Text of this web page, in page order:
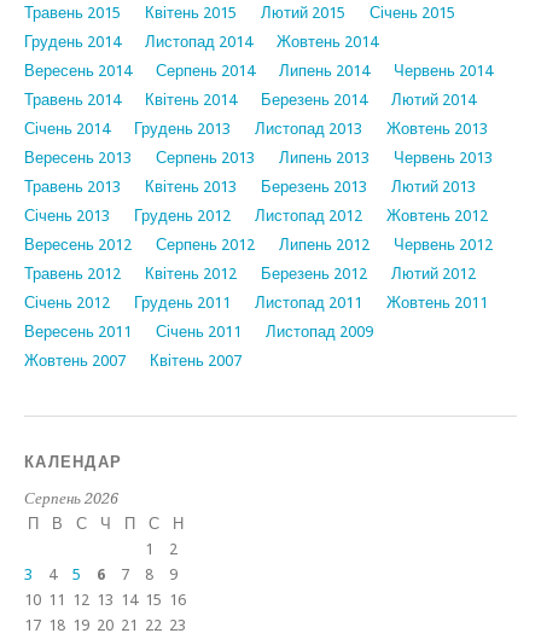
Травень 2015 Квітень 2015 Лютий 2015
Січень 2015
Грудень 2014
Листопад 2014
Жовтень 2014
Вересень 2014
Серпень 2014 Липень 2014
Червень 2014
Травень 2014
Квітень 2014 Березень 2014
Лютий 2014
Січень 2014
Грудень 2013 Листопад 2013
Жовтень 2013
Вересень 2013
Серпень 2013 Липень 2013
Червень 2013
Травень 2013
Квітень 2013 Березень 2013
Лютий 2013
Січень 2013
Грудень 2012 Листопад 2012
Жовтень 2012
Вересень 2012
Серпень 2012 Липень 2012
Червень 2012
Травень 2012
Квітень 2012 Березень 2012
Лютий 2012
Січень 2012
Грудень 2011 Листопад 2011
Жовтень 2011
Вересень 2011
Січень 2011
Листопад 2009
Жовтень 2007
Квітень 2007
КАЛЕНДАР
Серпень 2026
П
В С Ч П С Н
1
2
3
4 5 6 7 8
9
10 11 12 13 14 15 16
17 18 19 20 21 22 23